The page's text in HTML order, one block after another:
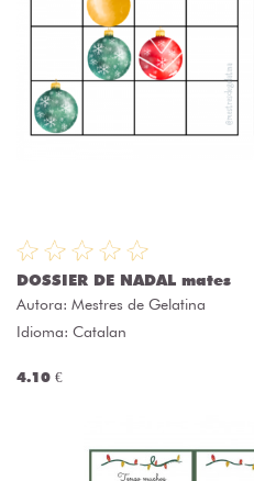
DOSSIER DE NADAL mates
Autora: Mestres de Gelatina
Idioma: Catalan
4.10 €